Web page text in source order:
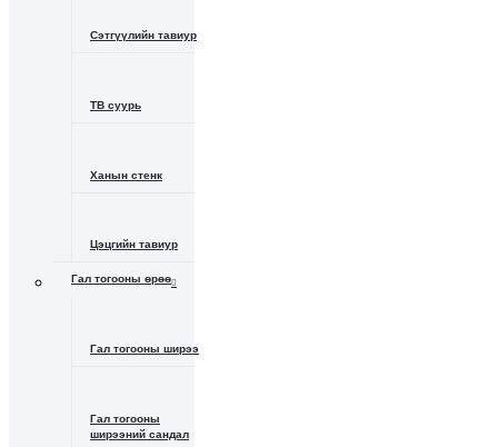
Сэтгүүлийн тавиур
ТВ суурь
Ханын стенк
Цэцгийн тавиур
Гал тогооны өрөө
Гал тогооны ширээ
Гал тогооны
ширээний сандал